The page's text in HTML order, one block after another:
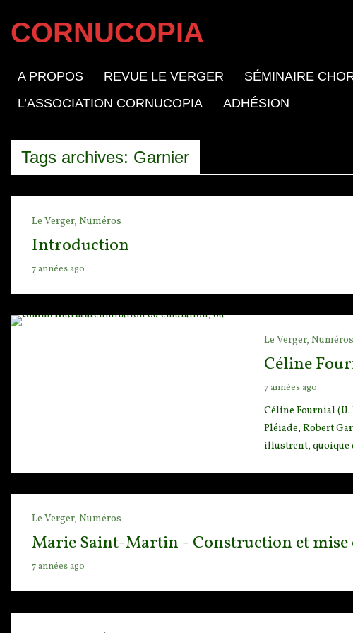
CORNUCOPIA
A PROPOS REVUE LE VERGER SÉMINAIRE
L’ASSOCIATION CORNUCOPIA
ADHÉSION
Tags archives: Garnier
Le Verger, Numéros
Introduction
7 années ago
Le Verger, Numéros
Céline
7 années ago
Céline Fournial
Pléiade, Robert
illustrent, quoique
Le Verger, Numéros
Marie Saint-Martin - Construction et mise
7 années ago